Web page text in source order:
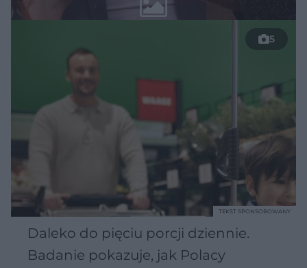
5
Daleko do pięciu porcji dziennie.
Badanie pokazuje, jak Polacy
TEKST SPONSOROWANY